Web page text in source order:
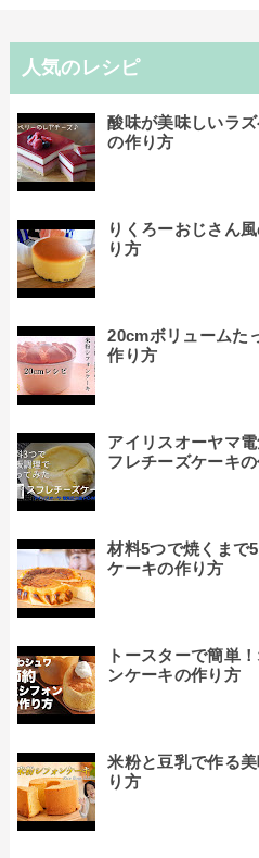
人気のレシピ
酸味が美味しいラ
の作り方
りくろーおじさん
り方
20cmボリュームた
作り方
アイリスオーヤマ
フレチーズケーキ
材料5つで焼くまで
ケーキの作り方
トースターで簡単
ンケーキの作り方
米粉と豆乳で作る
り方